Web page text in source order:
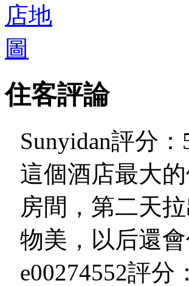
住客評論
Sunyidan評分：
這個酒店最大
房間，第二天
物美，以后還
e00274552評分